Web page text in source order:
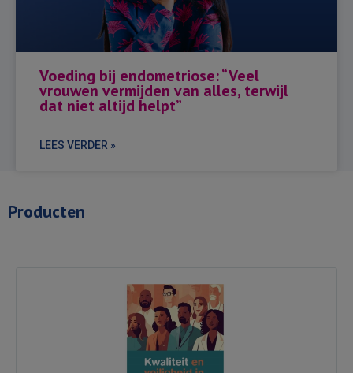
Voeding bij endometriose: “Veel
vrouwen vermijden van alles, terwijl
dat niet altijd helpt”
LEES VERDER »
Producten